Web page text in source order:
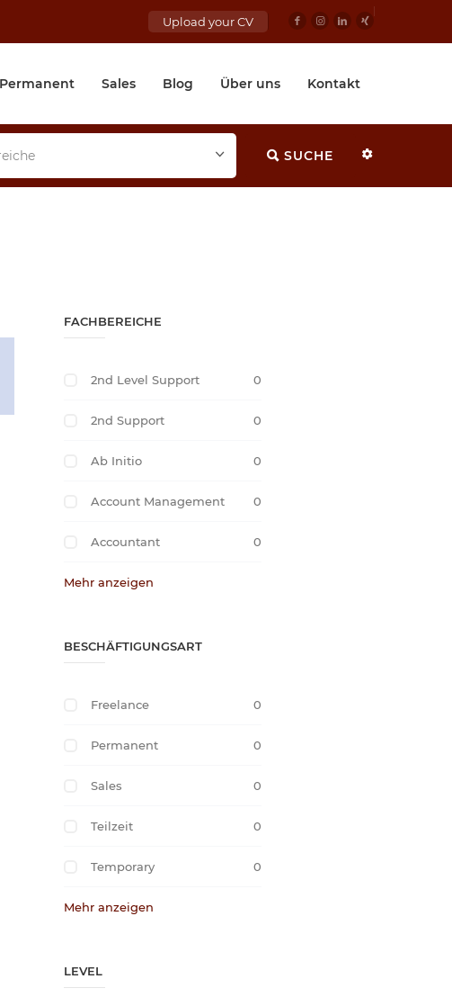
Upload your CV
Permanent Sales Blog Über uns Kontakt
SUCHE
FACHBEREICHE
2nd Level Support 0
2nd Support 0
Ab Initio 0
Account Management 0
Accountant 0
Mehr anzeigen
BESCHÄFTIGUNGSART
Freelance 0
Permanent 0
Sales 0
Teilzeit 0
Temporary 0
Mehr anzeigen
LEVEL